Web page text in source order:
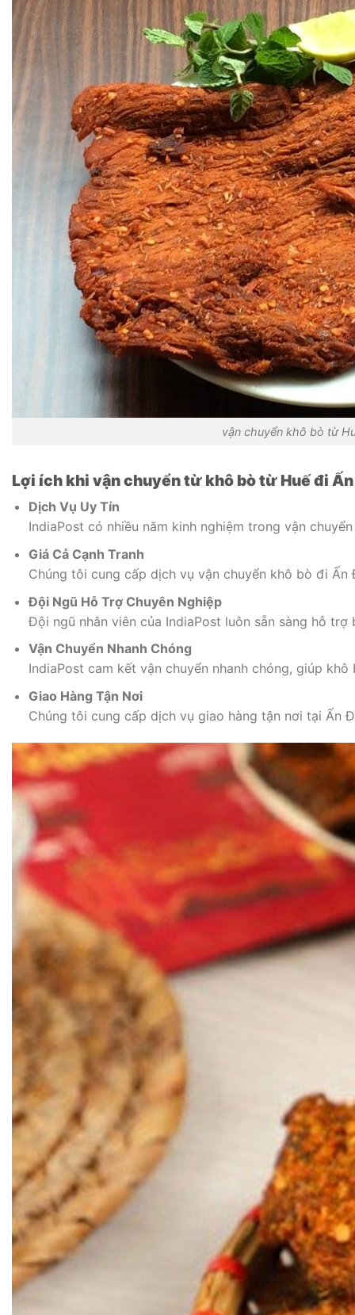
vận chuyển khô bò từ
Lợi ích khi vận chuyển từ khô bò từ Huế đi
Dịch Vụ Uy Tín
IndiaPost có nhiều năm kinh nghiệm trong vận
Giá Cả Cạnh Tranh
Chúng tôi cung cấp dịch vụ vận chuyển khô bò đi
Đội Ngũ Hỗ Trợ Chuyên Nghiệp
Đội ngũ nhân viên của IndiaPost luôn sẵn sàng hỗ
Vận Chuyển Nhanh Chóng
IndiaPost cam kết vận chuyển nhanh chóng, giúp
Giao Hàng Tận Nơi
Chúng tôi cung cấp dịch vụ giao hàng tận nơi tại Ấn